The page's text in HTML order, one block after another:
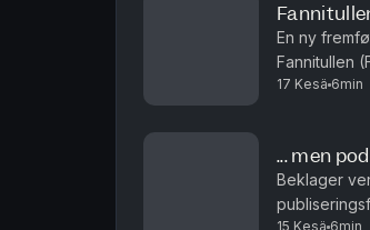
En ny
Fannitullen
stammer fra
17 Kesä 6min
... men
Beklager
15 Kesä 6min